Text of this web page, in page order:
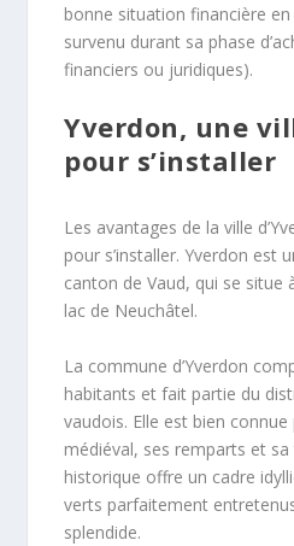
bonne situation financière
survenu durant sa phase
financiers ou juridiques).
Yverdon, une
pour s’installer
Les avantages de la ville
pour s’installer. Yverdon est
canton de Vaud, qui se situe
lac de Neuchâtel.
La commune d’Yverdon
habitants et fait partie du
vaudois. Elle est bien
médiéval, ses remparts et
historique offre un cadre
verts parfaitement
splendide.